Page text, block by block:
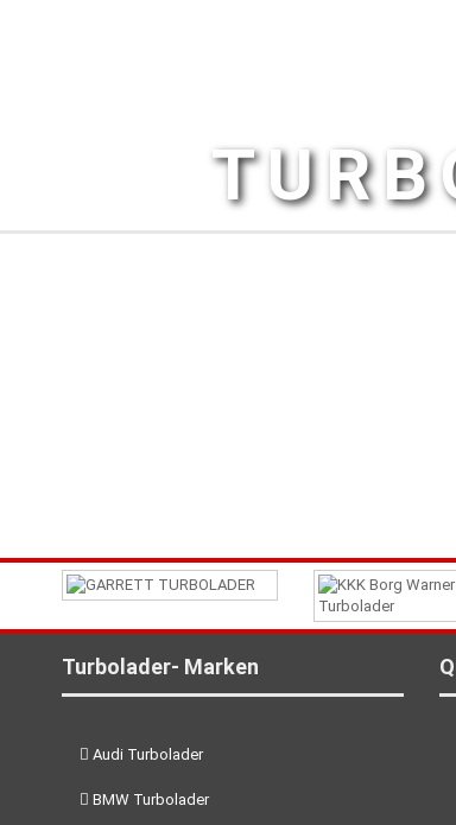
Turbolader- Marken
Audi Turbolader
BMW Turbolader